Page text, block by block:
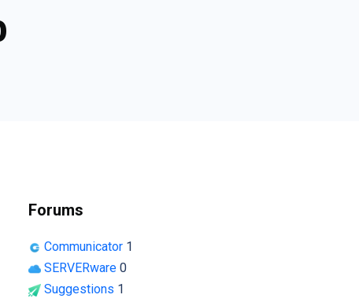
Forums
Communicator 1
SERVERware 0
Suggestions 1